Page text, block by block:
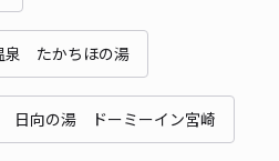
泉 たかちほの湯
日向の湯 ドーミーイン宮崎